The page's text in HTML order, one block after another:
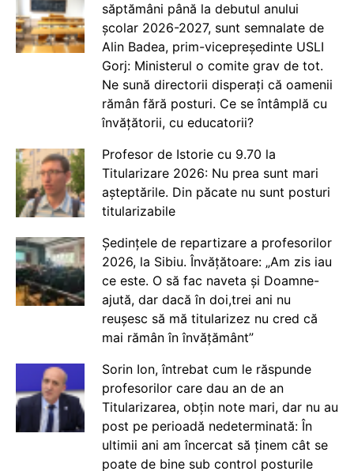
săptămâni până la debutul anului
școlar 2026-2027, sunt semnalate de
Alin Badea, prim-vicepreședinte USLI
Gorj: Ministerul o comite grav de tot.
Ne sună directorii disperați că oamenii
rămân fără posturi. Ce se întâmplă cu
învățătorii, cu educatorii?
Profesor de Istorie cu 9.70 la
Titularizare 2026: Nu prea sunt mari
așteptările. Din păcate nu sunt posturi
titularizabile
Ședințele de repartizare a profesorilor
2026, la Sibiu. Învățătoare: „Am zis iau
ce este. O să fac naveta și Doamne-
ajută, dar dacă în doi,trei ani nu
reușesc să mă titularizez nu cred că
mai rămân în învățământ”
Sorin Ion, întrebat cum le răspunde
profesorilor care dau an de an
Titularizarea, obțin note mari, dar nu au
post pe perioadă nedeterminată: În
ultimii ani am încercat să ținem cât se
poate de bine sub control posturile